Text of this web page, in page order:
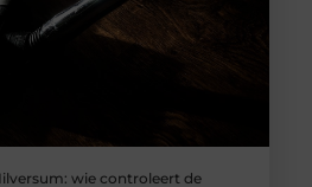
wie controleert de